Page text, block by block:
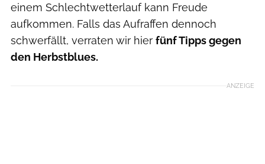
einem Schlechtwetterlauf kann Freude
aufkommen. Falls das Aufraffen dennoch
schwerfällt, verraten wir hier fünf Tipps gegen
den Herbstblues.
ANZEIGE